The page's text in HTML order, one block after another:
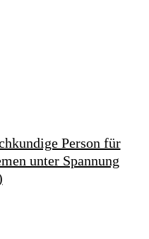
Person für
unter Spannung